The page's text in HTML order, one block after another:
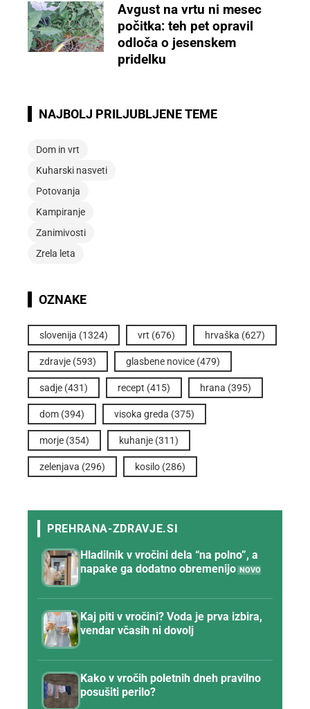
Avgust na vrtu ni mesec
počitka: teh pet opravil
odloča o jesenskem
pridelku
NAJBOLJ PRILJUBLJENE TEME
Dom in vrt
Kuharski nasveti
Potovanja
Kampiranje
Zanimivosti
Zrela leta
OZNAKE
slovenija (1324) vrt (676) hrvaška (627)
zdravje (593) glasbene novice (479)
sadje (431) recept (415) hrana (395)
dom (394) visoka greda (375)
morje (354) kuhanje (311)
zelenjava (296) kosilo (286)
Hladilnik v vročini dela “na polno”, a
napake ga dodatno obremenijo
Kaj piti v vročini? Voda je prva izbira,
vendar včasih ni dovolj
Kako v vročih poletnih dneh pravilno
posušiti perilo?